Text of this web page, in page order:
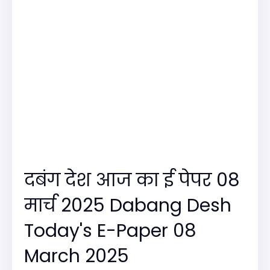
दबंग देश आज का ई पेपर 08
मार्च 2025 Dabang Desh
Today's E-Paper 08
March 2025